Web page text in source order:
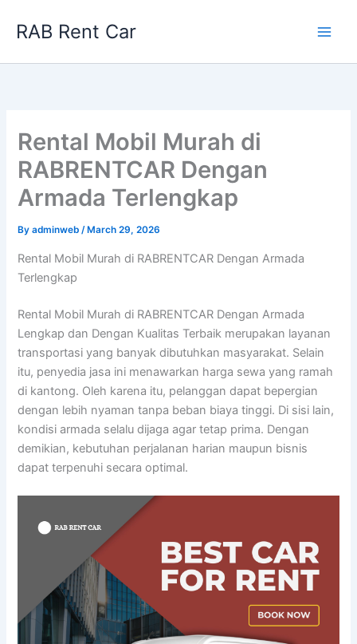
RAB Rent Car
Rental Mobil Murah di
RABRENTCAR Dengan
Armada Terlengkap
Byadminweb/ March 29, 2026
Rental Mobil Murah di RABRENTCAR Dengan Armada
Terlengkap
Rental Mobil Murah di RABRENTCAR Dengan Armada
Lengkap dan Dengan Kualitas Terbaik merupakan layanan
transportasi yang banyak dibutuhkan masyarakat. Selain
itu, penyedia jasa ini menawarkan harga sewa yang ramah
di kantong. Oleh karena itu, pelanggan dapat bepergian
dengan lebih nyaman tanpa beban biaya tinggi. Di sisi lain,
kondisi armada selalu dijaga agar tetap prima. Dengan
demikian, kebutuhan perjalanan harian maupun bisnis
dapat terpenuhi secara optimal.